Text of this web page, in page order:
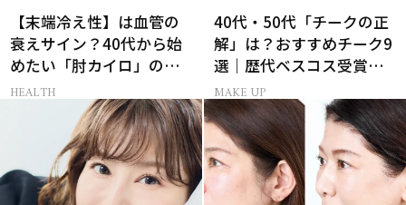
【末端冷え性】は血管の
衰えサイン？40代から始
めたい「肘カイロ」の新
常識
HEALTH
40代・50代「チークの正
解」は？おすすめチーク9
選｜歴代ベスコス受賞ま
とめ＆正しい使い方
MAKE UP